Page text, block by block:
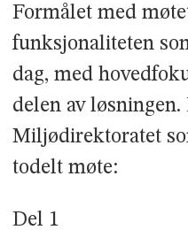
Formålet med
funksjonaliteten
dag, med
delen av
Miljødirektoratet
todelt møte:
Del 1